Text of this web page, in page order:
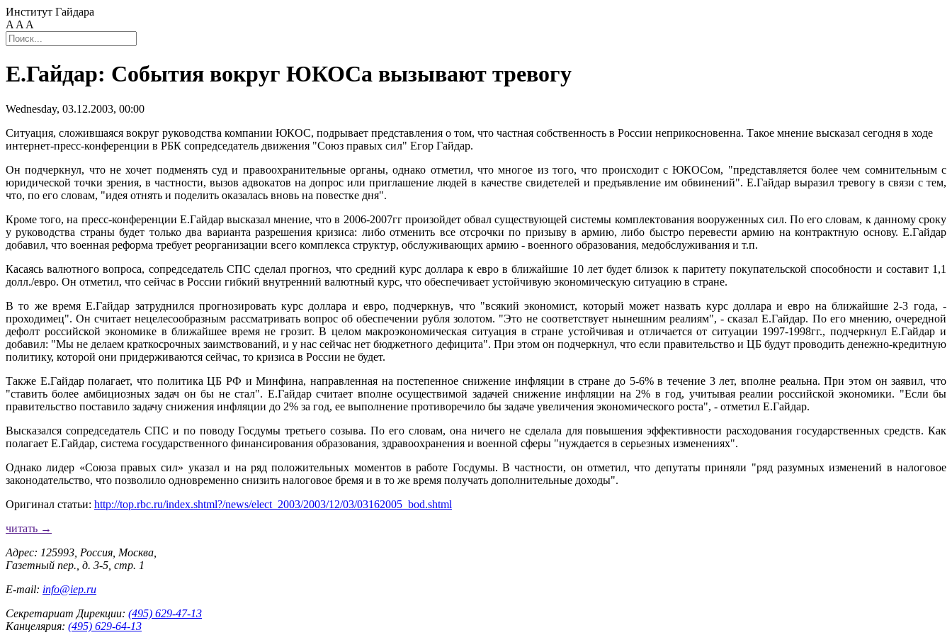
Институт Гайдара
A A A
Е.Гайдар: События вокруг ЮКОСа вызывают тревогу
Wednesday, 03.12.2003, 00:00
Ситуация, сложившаяся вокруг руководства компании ЮКОС, подрывает представления о том, что частная собственность в России неприкосновенна. Такое мнение высказал сегодня в ходе
интернет-пресс-конференции в РБК сопредседатель движения "Союз правых сил" Егор Гайдар.
Он подчеркнул, что не хочет подменять суд и правоохранительные органы, однако отметил, что многое из того, что происходит с ЮКОСом, "представляется более чем сомнительным с
юридической точки зрения, в частности, вызов адвокатов на допрос или приглашение людей в качестве свидетелей и предъявление им обвинений". Е.Гайдар выразил тревогу в связи с тем,
что, по его словам, "идея отнять и поделить оказалась вновь на повестке дня".
Кроме того, на пресс-конференции Е.Гайдар высказал мнение, что в 2006-2007гг произойдет обвал существующей системы комплектования вооруженных сил. По его словам, к данному сроку
у руководства страны будет только два варианта разрешения кризиса: либо отменить все отсрочки по призыву в армию, либо быстро перевести армию на контрактную основу. Е.Гайдар
добавил, что военная реформа требует реорганизации всего комплекса структур, обслуживающих армию - военного образования, медобслуживания и т.п.
Касаясь валютного вопроса, сопредседатель СПС сделал прогноз, что средний курс доллара к евро в ближайшие 10 лет будет близок к паритету покупательской способности и составит 1,1
долл./евро. Он отметил, что сейчас в России гибкий внутренний валютный курс, что обеспечивает устойчивую экономическую ситуацию в стране.
В то же время Е.Гайдар затруднился прогнозировать курс доллара и евро, подчеркнув, что "всякий экономист, который может назвать курс доллара и евро на ближайшие 2-3 года, -
проходимец". Он считает нецелесообразным рассматривать вопрос об обеспечении рубля золотом. "Это не соответствует нынешним реалиям", - сказал Е.Гайдар. По его мнению, очередной
дефолт российской экономике в ближайшее время не грозит. В целом макроэкономическая ситуация в стране устойчивая и отличается от ситуации 1997-1998гг., подчеркнул Е.Гайдар и
добавил: "Мы не делаем краткосрочных заимствований, и у нас сейчас нет бюджетного дефицита". При этом он подчеркнул, что если правительство и ЦБ будут проводить денежно-кредитную
политику, которой они придерживаются сейчас, то кризиса в России не будет.
Также Е.Гайдар полагает, что политика ЦБ РФ и Минфина, направленная на постепенное снижение инфляции в стране до 5-6% в течение 3 лет, вполне реальна. При этом он заявил, что
"ставить более амбициозных задач он бы не стал". Е.Гайдар считает вполне осуществимой задачей снижение инфляции на 2% в год, учитывая реалии российской экономики. "Если бы
правительство поставило задачу снижения инфляции до 2% за год, ее выполнение противоречило бы задаче увеличения экономического роста", - отметил Е.Гайдар.
Высказался сопредседатель СПС и по поводу Госдумы третьего созыва. По его словам, она ничего не сделала для повышения эффективности расходования государственных средств. Как
полагает Е.Гайдар, система государственного финансирования образования, здравоохранения и военной сферы "нуждается в серьезных изменениях".
Однако лидер «Союза правых сил» указал и на ряд положительных моментов в работе Госдумы. В частности, он отметил, что депутаты приняли "ряд разумных изменений в налоговое
законодательство, что позволило одновременно снизить налоговое бремя и в то же время получать дополнительные доходы".
Оригинал статьи: http://top.rbc.ru/index.shtml?/news/elect_2003/2003/12/03/03162005_bod.shtml
читать →
Адрес: 125993, Россия, Москва,
Газетный пер., д. 3-5, стр. 1
E-mail: info@iep.ru
Секретариат Дирекции: (495) 629-47-13
Канцелярия: (495) 629-64-13